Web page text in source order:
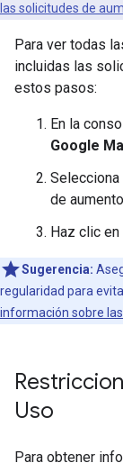
las solicitudes de
Para ver todas
incluidas las
estos pasos:
En la
Google
de
Haz clic en
Sugerencia:
regularidad para
información sobre
Uso
Para obtener